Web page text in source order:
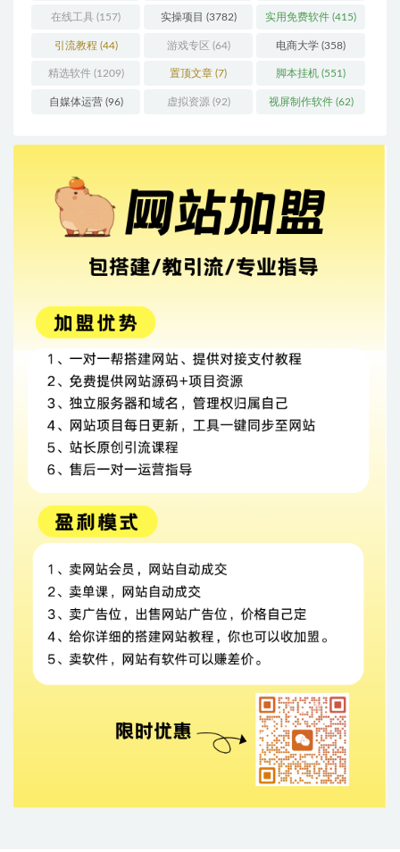
在线工具 (157) 实操项目 (3782) 实用免费软件 (415)
引流教程 (44) 游戏专区 (64) 电商大学 (358)
精选软件(1209) 置顶文章 (7) 脚本挂机 (551)
自媒体运营(96) 虚拟资源 (92) 视屏制作软件(62)